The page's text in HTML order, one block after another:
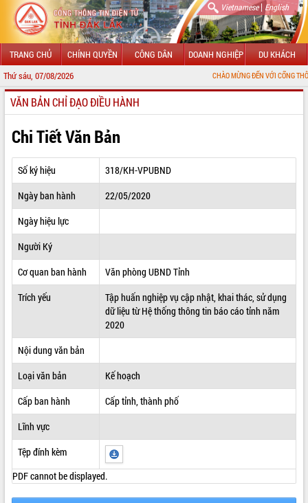
Vietnamese| English
TRANG CHỦ CHÍNH QUYỀN CÔNG DÂN DOANH NGHIỆP DU KHÁCH
Thứ sáu, 07/08/2026 CHÀO MỪNG ĐẾN VỚI CỔNG THÔNG TIN
GIỚI THIỆU
LÃNH ĐẠO UBND TỈNH
TIN TỨC SỰ KIỆN
SỞ, BAN, NGÀNH
THÔNG TIN CHỈ ĐẠO ĐIỀU HÀNH
HỆ THỐNG VĂN BẢN
VĂN BẢN HĐND TỈNH
QUY HOẠCH - KẾ HOẠCH
VĂN BẢN CHỈ ĐẠO ĐIỀU HÀNH
Chi Tiết Văn Bản
Số ký hiệu
318/KH-VPUBND
Ngày ban hành
22/05/2020
Ngày hiệu lực
Người Ký
Cơ quan ban hành
Văn phòng UBND Tỉnh
Trích yếu
Tập huấn nghiệp vụ cập nhật, khai thác, sử dụng
dữ liệu từ Hệ thống thông tin báo cáo tỉnh năm
2020
Nội dung văn bản
Loại văn bản
Kế hoạch
Cấp ban hành
Cấp tỉnh, thành phố
Lĩnh vực
Tệp đính kèm
PDF cannot be displayed.